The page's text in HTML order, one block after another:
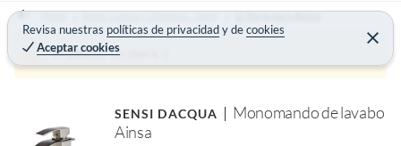
B
a
n
Revisa nuestras políticas de privacidadydecookies
Aceptar cookies
Home Baño, Cocina y Limpieza. - Baño Grifería para Baños
Producto sin stock :(
SENSI DACQUA
Monomando de lavabo
Ainsa